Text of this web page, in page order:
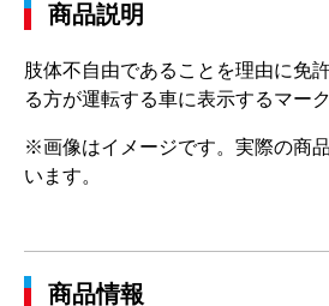
商品説明
肢体不自由であることを理由に免
る方が運転する車に表示するマーク
※画像はイメージです。実際の商
います。
商品情報